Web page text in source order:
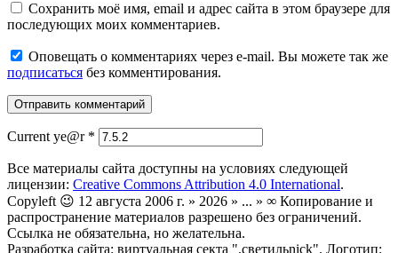
Сохранить моё имя, email и адрес сайта в этом браузере для
последующих моих комментариев.
Оповещать о комментариях через e-mail. Вы можете так же
подписаться без комментирования.
Current ye@r *
Все материалы сайта доступны на условиях следующей
лицензии: Creative Commons Attribution 4.0 International.
Copyleft 😉 12 августа 2006 г. » 2026 » ... » ∞ Копирование и
распространение материалов разрешено без ограничений.
Ссылка не обязательна, но желательна.
Разработка сайта: виртуальная секта ".светильnick". Логотип: